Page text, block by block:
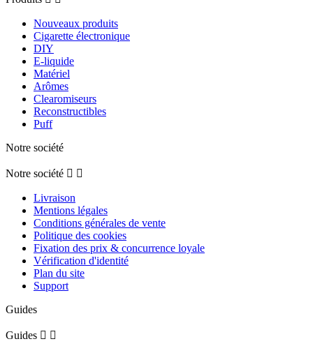
Nouveaux produits
Cigarette électronique
DIY
E-liquide
Matériel
Arômes
Clearomiseurs
Reconstructibles
Puff
Notre société
Notre société  
Livraison
Mentions légales
Conditions générales de vente
Politique des cookies
Fixation des prix & concurrence loyale
Vérification d'identité
Plan du site
Support
Guides
Guides  